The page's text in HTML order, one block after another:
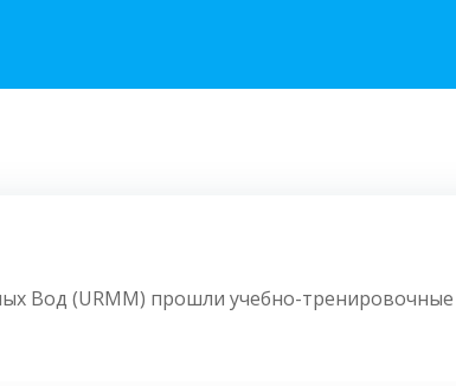
Вод (URMM) прошли учебно-тренировочные